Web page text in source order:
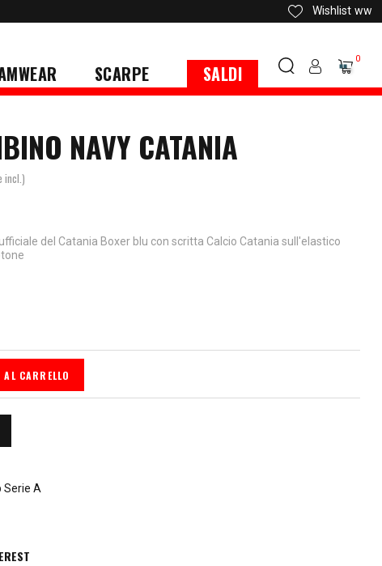
ww
Wishlist
SCARPE SALDI
0
NAVY CATANIA
incl.)
del Catania Boxer blu con scritta Calcio Catania sull'elastico
CARRELLO
Serie A